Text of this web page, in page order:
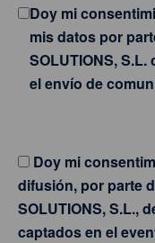
Doy mi
mis datos por
SOLUTIONS,
el envío de
Doy mi
difusión, por parte
SOLUTIONS, S.L.,
captados en el